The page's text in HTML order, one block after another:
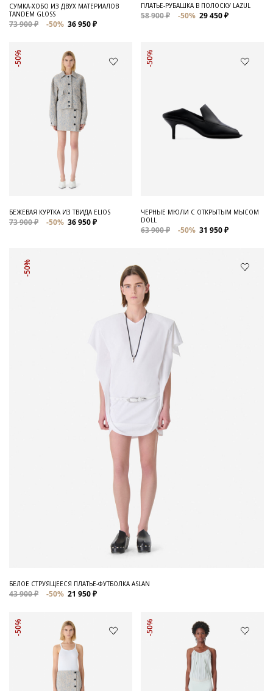
СУМКА-ХОБО ИЗ ДВУХ МАТЕРИАЛОВ
TANDEM GLOSS
73 900 ₽ -50% 36 950 ₽
ПЛАТЬЕ-РУБАШКА В ПОЛОСКУ LAZUL
58 900 ₽ -50% 29 450 ₽
-50%
БЕЖЕВАЯ КУРТКА ИЗ ТВИДА ELIOS
73 900 ₽ -50% 36 950 ₽
-50%
ЧЕРНЫЕ МЮЛИ С ОТКРЫТЫМ МЫСОМ
DOLL
63 900 ₽ -50% 31 950 ₽
-50%
БЕЛОЕ СТРУЯЩЕЕСЯ ПЛАТЬЕ-ФУТБОЛКА ASLAN
43 900 ₽ -50% 21 950 ₽
-50% -50%